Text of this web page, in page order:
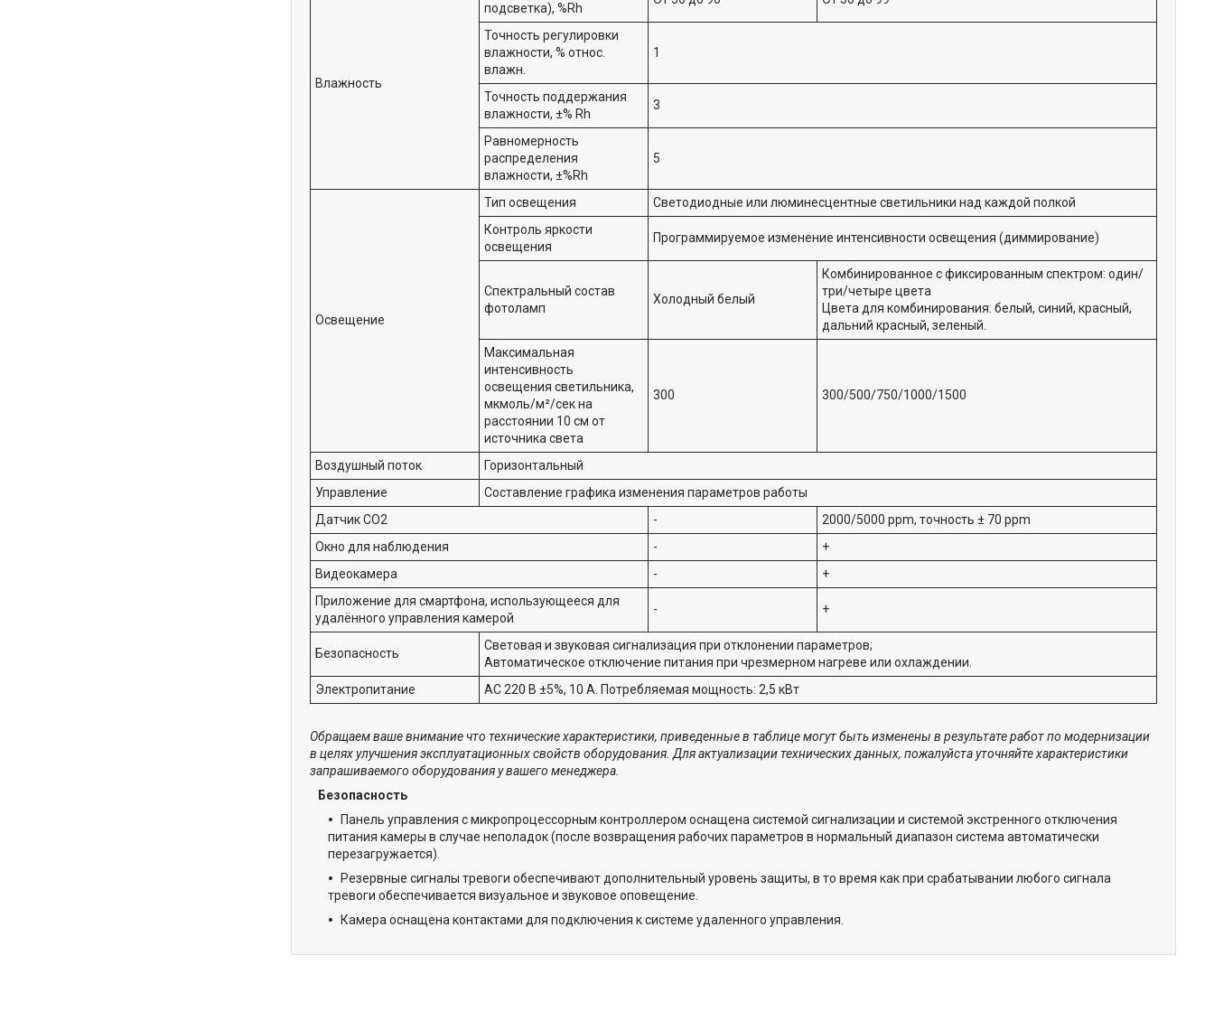
Влажность
подсветка), %Rh
Точность регулировки
влажности, % относ.
влажн.
1
Точность поддержания
влажности, ±% Rh
3
Равномерность
распределения
влажности, ±%Rh
5
Освещение
Тип освещения
Светодиодные или люминесцентные светильники над каждой полкой
Контроль яркости
освещения
Программируемое изменение интенсивности освещения (диммирование)
Спектральный состав
фотоламп
Холодный белый
Комбинированное с фиксированным спектром: один/
три/четыре цвета
Цвета для комбинирования: белый, синий, красный,
дальний красный, зеленый.
Максимальная
интенсивность
освещения светильника,
мкмоль/м²/сек на
расстоянии 10 см от
источника света
300 300/500/750/1000/1500
Воздушный поток
Горизонтальный
Управление
Составление графика изменения параметров работы
Датчик CO2
-
2000/5000 ppm, точность ± 70 ppm
Окно для наблюдения
-
+
Видеокамера
-
+
Приложение для смартфона, использующееся для
удалённого управления камерой
- +
Безопасность
Световая и звуковая сигнализация при отклонении параметров;
Автоматическое отключение питания при чрезмерном нагреве или охлаждении.
Электропитание
AC 220 В ±5%, 10 А. Потребляемая мощность: 2,5 кВт
Обращаем ваше внимание что технические характеристики, приведенные в таблице могут быть изменены в результате работ по модернизации
в целях улучшения эксплуатационных свойств оборудования. Для актуализации технических данных, пожалуйста уточняйте характеристики
запрашиваемого оборудования у вашего менеджера.
Безопасность
Панель управления с микропроцессорным контроллером оснащена системой сигнализации и системой экстренного отключения
питания камеры в случае неполадок (после возвращения рабочих параметров в нормальный диапазон система автоматически
перезагружается).
Резервные сигналы тревоги обеспечивают дополнительный уровень защиты, в то время как при срабатывании любого сигнала
тревоги обеспечивается визуальное и звуковое оповещение.
Камера оснащена контактами для подключения к системе удаленного управления.